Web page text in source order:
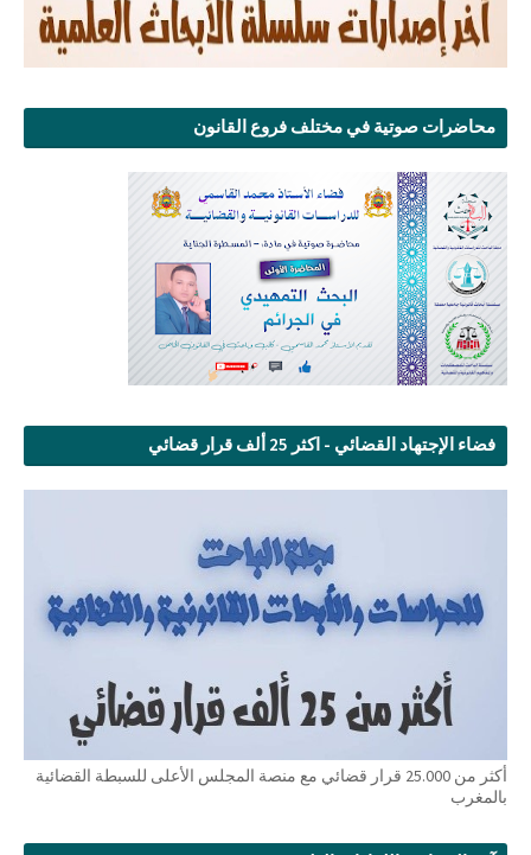
محاضرات صوتية في مختلف فروع القانون
فضاء الإجتهاد القضائي - اكثر 25 ألف قرار قضائي
أكثر من 25.000 قرار قضائي مع منصة المجلس الأعلى للسبطة القضائية
بالمغرب